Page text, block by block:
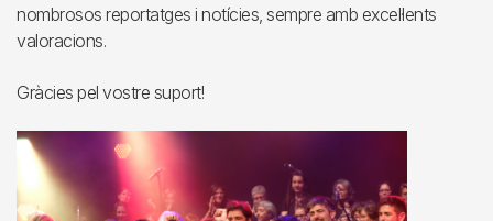
nombrosos reportatges i notícies, sempre amb excel·lents
valoracions.
Gràcies pel vostre suport!